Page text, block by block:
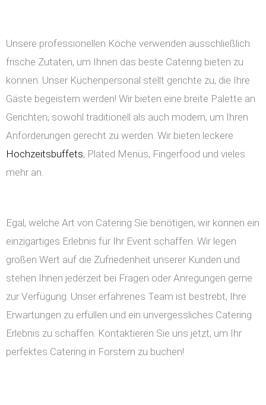
Unsere professionellen Köche verwenden ausschließlich
frische Zutaten, um Ihnen das beste Catering bieten zu
können. Unser Küchenpersonal stellt gerichte zu, die Ihre
Gäste begeistern werden! Wir bieten eine breite Palette an
Gerichten, sowohl traditionell als auch modern, um Ihren
Anforderungen gerecht zu werden. Wir bieten leckere
Hochzeitsbuffets, Plated Menüs, Fingerfood und vieles
mehr an.
Egal, welche Art von Catering Sie benötigen, wir können ein
einzigartiges Erlebnis für Ihr Event schaffen. Wir legen
großen Wert auf die Zufriedenheit unserer Kunden und
stehen Ihnen jederzeit bei Fragen oder Anregungen gerne
zur Verfügung. Unser erfahrenes Team ist bestrebt, Ihre
Erwartungen zu erfüllen und ein unvergessliches Catering
Erlebnis zu schaffen. Kontaktieren Sie uns jetzt, um Ihr
perfektes Catering in Forstern zu buchen!